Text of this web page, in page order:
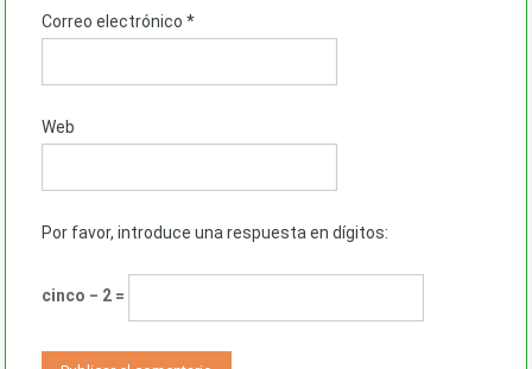
Correo electrónico *
Web
Por favor, introduce una respuesta en dígitos:
cinco − 2 =